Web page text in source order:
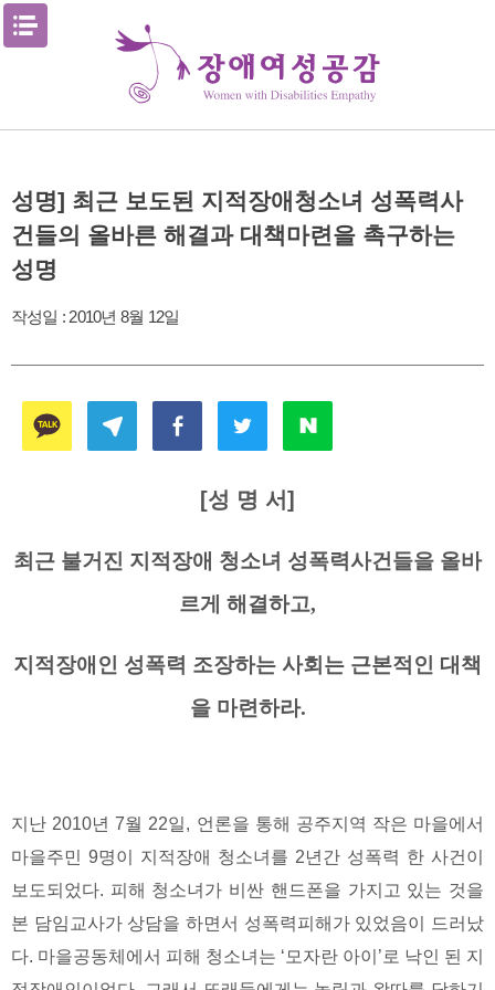
Skip
성명] 최근 보도된 지적장애청소녀 성폭력사
건들의 올바른 해결과 대책마련을 촉구하는
성명
작성일 : 2010년 8월 12일
[성 명 서]
최근 불거진 지적장애 청소녀 성폭력사건들을 올바
르게 해결하고,
지적장애인 성폭력 조장하는 사회는 근본적인 대책
을 마련하라.
지난 2010년 7월 22일, 언론을 통해 공주지역 작은 마을에서
마을주민 9명이 지적장애 청소녀를 2년간 성폭력 한 사건이
보도되었다. 피해 청소녀가 비싼 핸드폰을 가지고 있는 것을
본 담임교사가 상담을 하면서 성폭력피해가 있었음이 드러났
다. 마을공동체에서 피해 청소녀는 ‘모자란 아이’로 낙인 된 지